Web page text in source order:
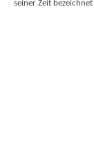
seiner Zeit bezeichnet